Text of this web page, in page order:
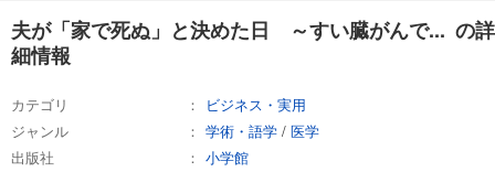
夫が「家で死ぬ」と決めた日 ～すい臓がんで... の詳
細情報
カテゴリ
ビジネス・実用
ジャンル
学術・語学 / 医学
出版社
小学館